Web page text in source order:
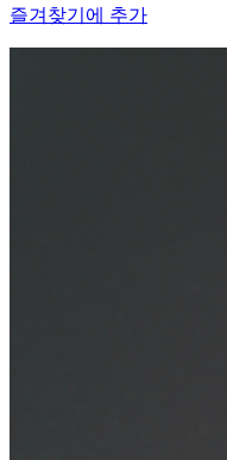
즐겨찾기에 추가